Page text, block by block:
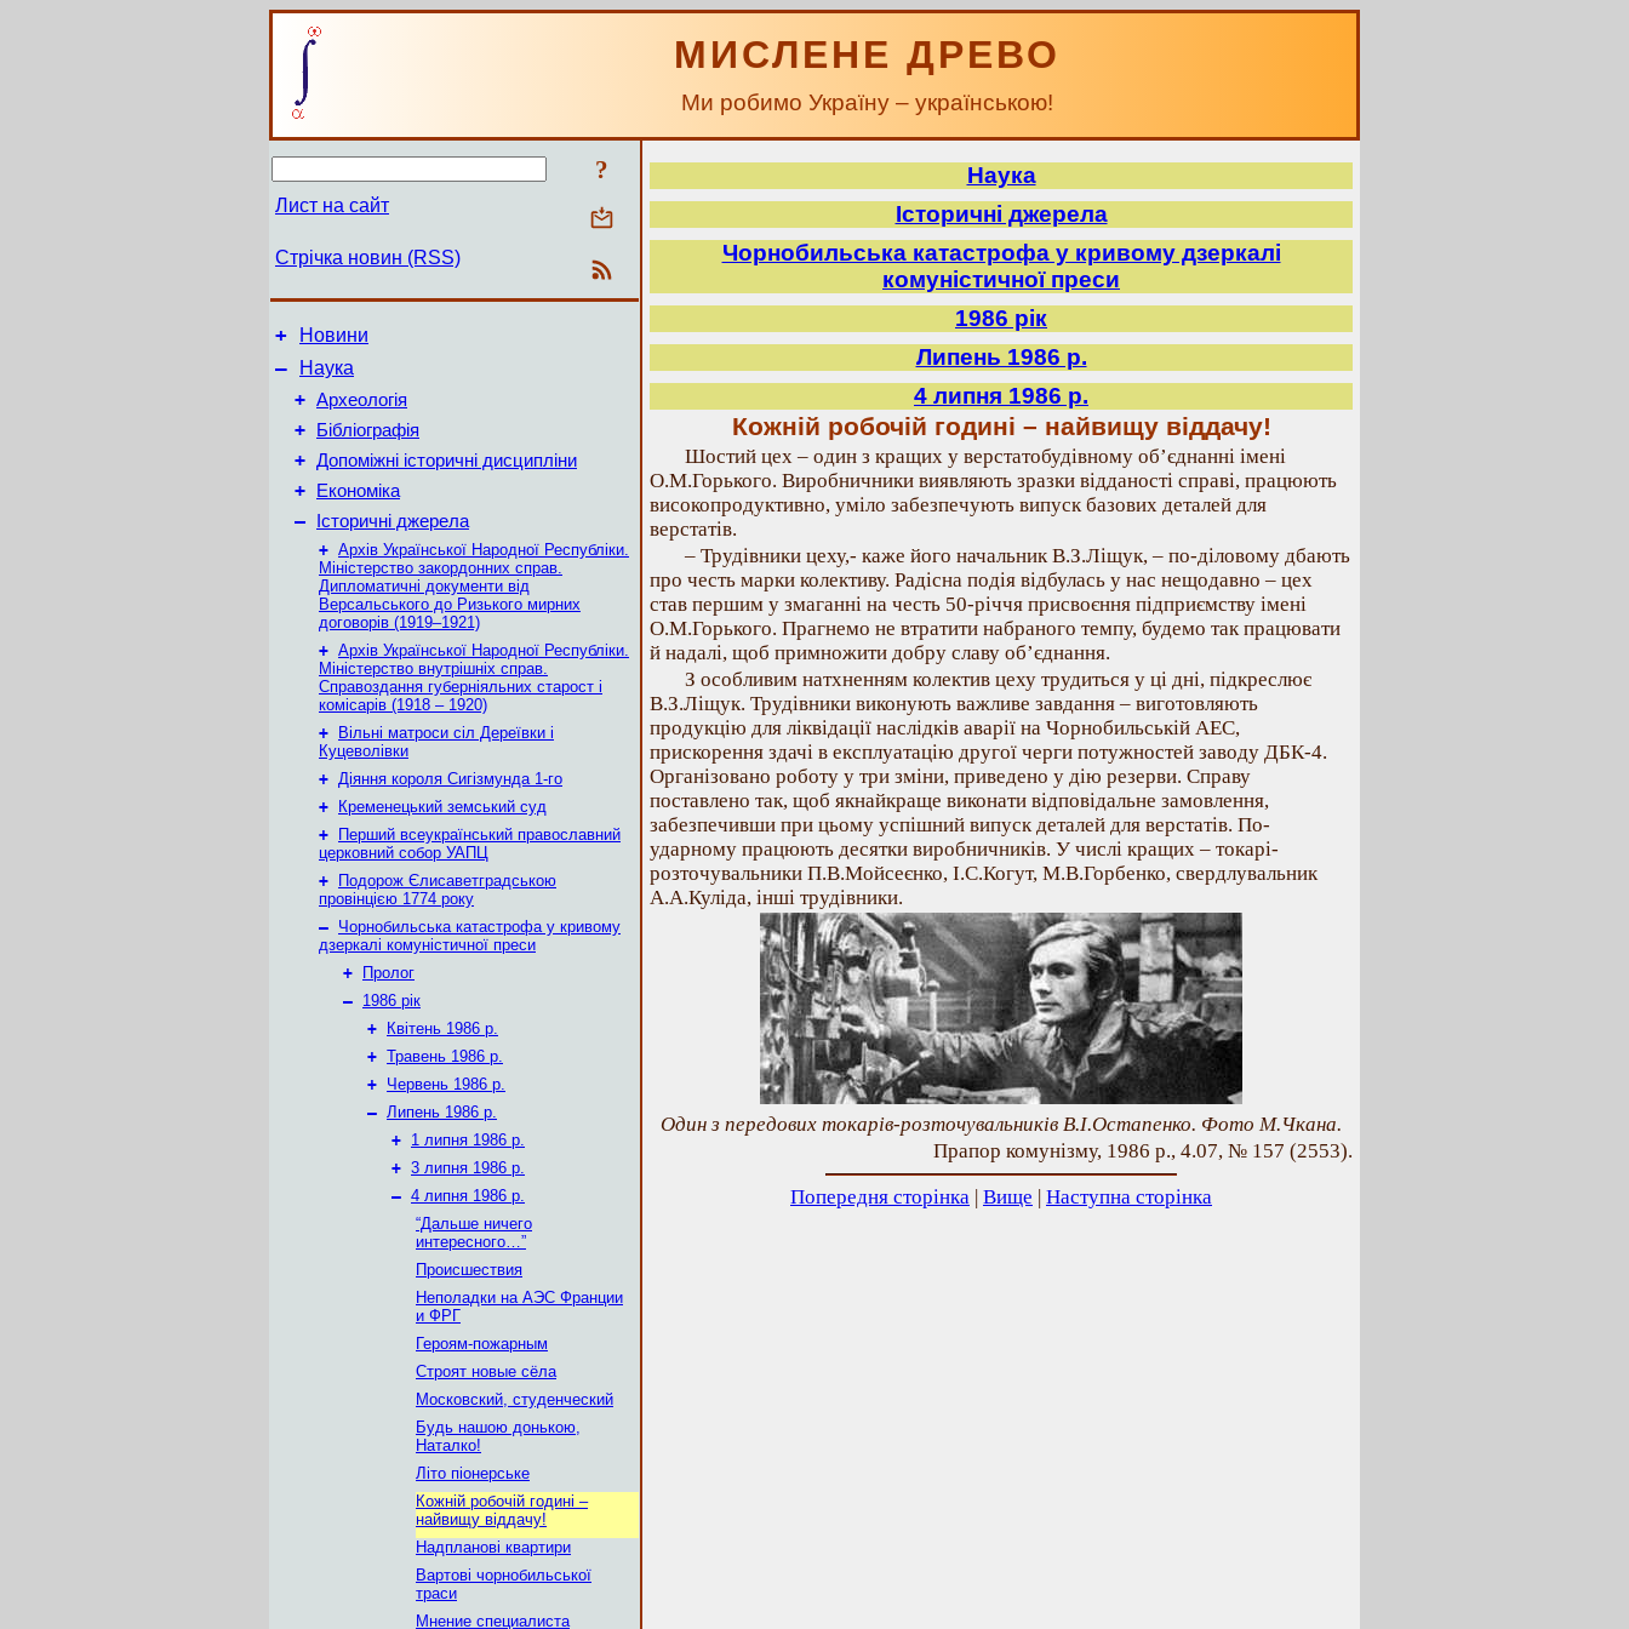
МИСЛЕНЕ ДРЕВО
Ми робимо Україну – українською!
?
Лист на сайт
Стрічка новин (RSS)
+ Новини
–
Наука
+ Археологія
+ Бібліографія
+ Допоміжні історичні дисципліни
+ Економіка
– Історичні джерела
+ Архів Української Народної Республіки.
Міністерство закордонних справ.
Дипломатичні документи від
Версальського до Ризького мирних
договорів (1919–1921)
+ Архів Української Народної Республіки.
Міністерство внутрішніх справ.
Справоздання губерніяльних старост і
комісарів (1918 – 1920)
+
Вільні матроси сіл Дереївки і
Куцеволівки
+ Діяння короля Сигізмунда 1-го
+
Кременецький земський суд
+
Перший всеукраїнський православний
церковний собор УАПЦ
+
Подорож Єлисаветградською
провінцією 1774 року
– Чорнобильська катастрофа у кривому
дзеркалі комуністичної преси
+
Пролог
– 1986 рік
+
Квітень 1986 р.
+ Травень 1986 р.
+ Червень 1986 р.
– Липень 1986 р.
+ 1 липня 1986 р.
+ 3 липня 1986 р.
– 4 липня 1986 р.
“Дальше ничего
интересного…”
Происшествия
Неполадки на АЭС Франции
и ФРГ
Героям-пожарным
Строят новые сёла
Московский, студенческий
Будь нашою донькою,
Наталко!
Літо піонерське
Кожній робочій годині –
найвищу віддачу!
Надпланові квартири
Вартові чорнобильської
траси
Мнение специалиста
Наука
Історичні джерела
Чорнобильська катастрофа у кривому дзеркалі
комуністичної преси
1986 рік
Липень 1986 р.
4 липня 1986 р.
Кожній робочій годині – найвищу віддачу!
Шостий цех – один з кращих у верстатобудівному об’єднанні імені
О.М.Горького. Виробничники виявляють зразки відданості справі, працюють
високопродуктивно, уміло забезпечують випуск базових деталей для
верстатів.
– Трудівники цеху,- каже його начальник В.З.Ліщук, – по-діловому дбають
про честь марки колективу. Радісна подія відбулась у нас нещодавно – цех
став першим у змаганні на честь 50-річчя присвоєння підприємству імені
О.М.Горького. Прагнемо не втратити набраного темпу, будемо так працювати
й надалі, щоб примножити добру славу об’єднання.
З особливим натхненням колектив цеху трудиться у ці дні, підкреслює
В.З.Ліщук. Трудівники виконують важливе завдання – виготовляють
продукцію для ліквідації наслідків аварії на Чорнобильській АЕС,
прискорення здачі в експлуатацію другої черги потужностей заводу ДБК-4.
Організовано роботу у три зміни, приведено у дію резерви. Справу
поставлено так, щоб якнайкраще виконати відповідальне замовлення,
забезпечивши при цьому успішний випуск деталей для верстатів. По-
ударному працюють десятки виробничників. У числі кращих – токарі-
розточувальники П.В.Мойсеєнко, І.С.Когут, М.В.Горбенко, свердлувальник
А.А.Куліда, інші трудівники.
Один з передових токарів-розточувальників В.І.Остапенко. Фото М.Чкана.
Прапор комунізму, 1986 р., 4.07, № 157 (2553).
Попередня сторінка | Вище | Наступна сторінка